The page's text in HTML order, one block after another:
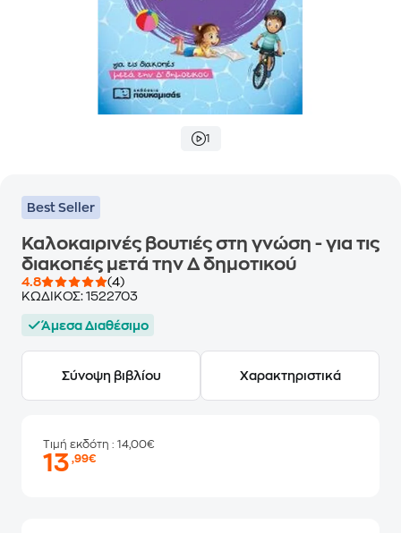
1
Best Seller
Καλοκαιρινές βουτιές στη γνώση - για τις
διακοπές μετά την Δ δημοτικού
4.8
(4)
ΚΩΔΙΚΟΣ: 1522703
Άμεσα Διαθέσιμο
Σύνοψη βιβλίου Χαρακτηριστικά
Τιμή εκδότη : 14,00€
13,99€